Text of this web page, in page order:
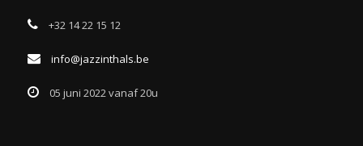
+32 14 22 15 12
info@jazzinthals.be
05 juni 2022 vanaf 20u